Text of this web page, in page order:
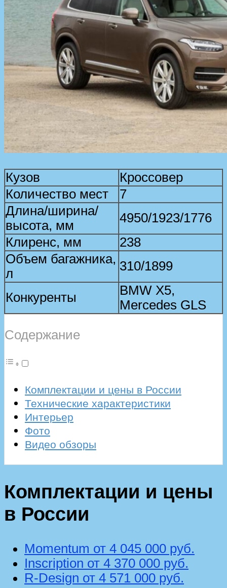
Кузов
Кроссовер
Количество мест
7
Длина/ширина/
высота, мм
4950/1923/1776
Клиренс, мм
238
Объем багажника,
л
310/1899
Конкуренты
BMW X5,
Mercedes GLS
Содержание
Комплектации и цены в России
Технические характеристики
Интерьер
Фото
Видео обзоры
Комплектации и цены
в России
Momentum от 4 045 000 руб.
Inscription от 4 370 000 руб.
R-Design от 4 571 000 руб.